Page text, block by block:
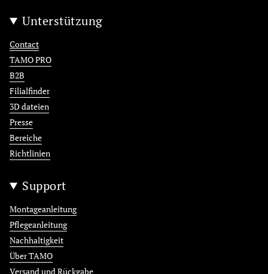
Unterstützung
Contact
TAMO PRO
B2B
Filialfinder
3D dateien
Presse
Bereiche
Richtlinien
Support
Montageanleitung
Pflegeanleitung
Nachhaltigkeit
Über TAMO
Versand und Rückgabe